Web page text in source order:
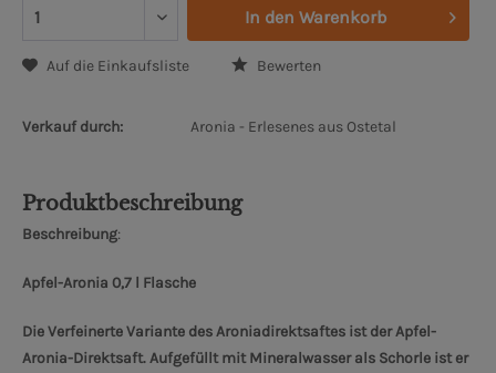
In den Warenkorb
Auf die Einkaufsliste Bewerten
Verkauf durch: Aronia - Erlesenes aus Ostetal
Produktbeschreibung
Beschreibung:
Apfel-Aronia 0,7 l Flasche
Die Verfeinerte Variante des Aroniadirektsaftes ist der Apfel-
Aronia-Direktsaft. Aufgefüllt mit Mineralwasser als Schorle ist er